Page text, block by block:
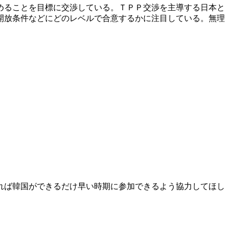
ことを目標に交渉している。ＴＰＰ交渉を主導する日本と
条件などにどのレベルで合意するかに注目している。無理
韓国ができるだけ早い時期に参加できるよう協力してほし